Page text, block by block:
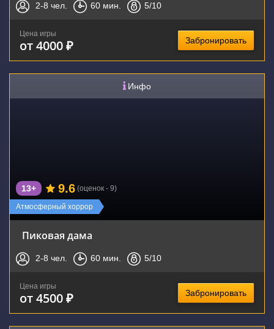
2-8 чел. 60 мин. 5/10
Цена игры
от 4000 ₽ Забронировать
Инфо
Атмосферный хоррор
13+ 9.6 (оценок - 9)
Пиковая дама
2-8 чел. 60 мин. 5/10
Цена игры
от 4500 ₽ Забронировать